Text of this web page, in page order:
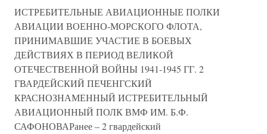
ИСТРЕБИТЕЛЬНЫЕ АВИАЦИОННЫЕ ПОЛКИ
АВИАЦИИ ВОЕННО-МОРСКОГО ФЛОТА,
ПРИНИМАВШИЕ УЧАСТИЕ В БОЕВЫХ
ДЕЙСТВИЯХ В ПЕРИОД ВЕЛИКОЙ
ОТЕЧЕСТВЕННОЙ ВОЙНЫ 1941-1945 ГГ. 2
ГВАРДЕЙСКИЙ ПЕЧЕНГСКИЙ
КРАСНОЗНАМЕННЫЙ ИСТРЕБИТЕЛЬНЫЙ
АВИАЦИОННЫЙ ПОЛК ВМФ ИМ. Б.Ф.
САФОНОВАРанее – 2 гвардейский